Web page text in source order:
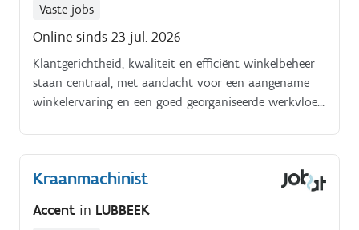
Vaste jobs
Online sinds 23 jul. 2026
Klantgerichtheid, kwaliteit en efficiënt winkelbeheer
staan centraal, met aandacht voor een aangename
winkelervaring en een goed georganiseerde werkvloer.
creëren van een dynamische, lokale verankerde
werkomgeving.
Kraanmachinist
Accent in LUBBEEK